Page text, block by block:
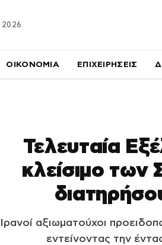
2026
ΟΙΚΟΝΟΜΙΑ ΕΠΙΧΕΙΡΗΣΕΙΣ
Τελευταία
κλείσιμο
Ιρανοί αξιωματούχοι
εντείνοντας την